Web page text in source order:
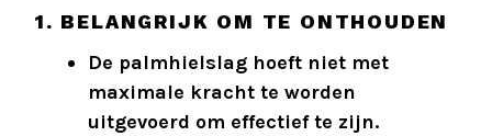
1. BELANGRIJK OM TE ONTHOUDEN
De palmhielslag hoeft niet met
maximale kracht te worden
uitgevoerd om effectief te zijn.